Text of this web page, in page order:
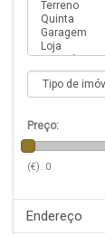
Preço:
(€). 0
Endereço